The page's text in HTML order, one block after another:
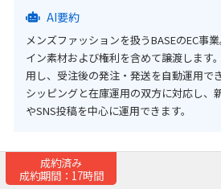
AI要約
メンズファッションを扱うBASEのEC事
イン素材および権利を含めて譲渡します
用し、受注後の発注・発送を自動運用で
シッピングと在庫運用の双方に対応し、
やSNS投稿を中心に運用できます。
成約済み
成約期間：17時間